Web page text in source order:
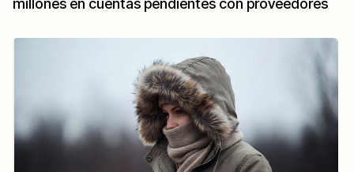
millones en cuentas pendientes con proveedores